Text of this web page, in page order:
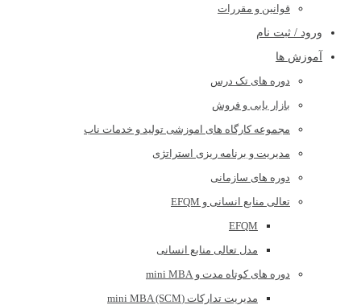
قوانین و مقررات
ورود / ثبت نام
آموزش ها
دوره های تک درس
بازار یابی و فروش
مجموعه کارگاه های اموزشی تولید و خدمات ناب
مدیریت و برنامه ریزی استراتژی
دوره های سازمانی
تعالی منابع انسانی و EFQM
EFQM
مدل تعالی منابع انسانی
دوره های کوتاه مدت و mini MBA
مدیریت تدارکات (mini MBA (SCM